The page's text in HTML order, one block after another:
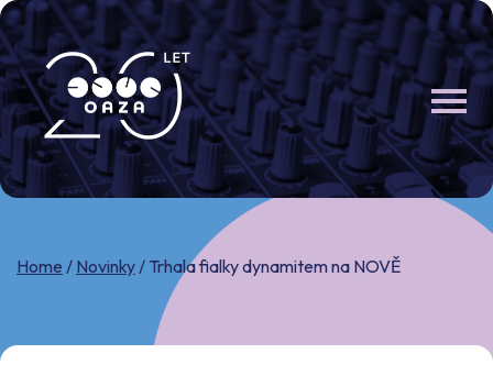
Skip
to
content
Home / Novinky/ Trhala fialky dynamitem na NOVĚ